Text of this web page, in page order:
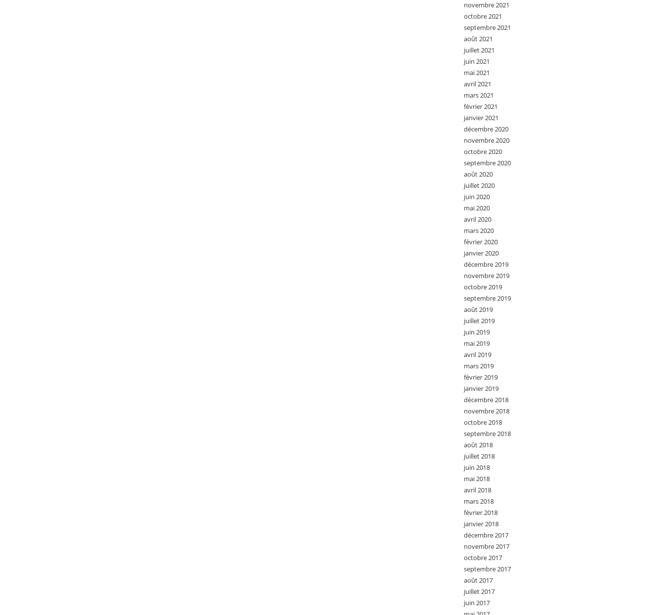
novembre 2021
octobre 2021
septembre 2021
août 2021
juillet 2021
juin 2021
mai 2021
avril 2021
mars 2021
février 2021
janvier 2021
décembre 2020
novembre 2020
octobre 2020
septembre 2020
août 2020
juillet 2020
juin 2020
mai 2020
avril 2020
mars 2020
février 2020
janvier 2020
décembre 2019
novembre 2019
octobre 2019
septembre 2019
août 2019
juillet 2019
juin 2019
mai 2019
avril 2019
mars 2019
février 2019
janvier 2019
décembre 2018
novembre 2018
octobre 2018
septembre 2018
août 2018
juillet 2018
juin 2018
mai 2018
avril 2018
mars 2018
février 2018
janvier 2018
décembre 2017
novembre 2017
octobre 2017
septembre 2017
août 2017
juillet 2017
juin 2017